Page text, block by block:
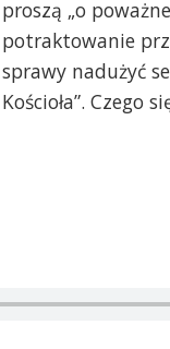
proszą „o
potraktowanie
sprawy nadużyć
Kościoła”. Czego